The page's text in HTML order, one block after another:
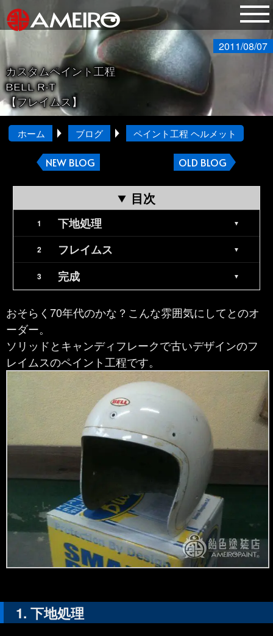
カスタムペイント工程
BELL R-T
【フレイムス】
2011/08/07
ホーム ブログ ペイント工程 ヘルメット
NEW BLOG OLD BLOG
目次
下地処理
フレイムス
完成
おそらく70年代のかな？こんな雰囲気にしてとのオ
ーダー。
ソリッドとキャンディフレークで古いデザインのフ
レイムスのペイント工程です。
下地処理